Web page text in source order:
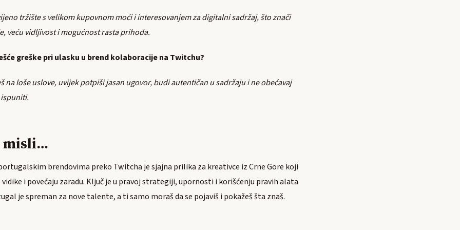
tržište s velikom kupovnom moći i interesovanjem za digitalni sadržaj, što znači
veću vidljivost i mogućnost rasta prihoda.
greške pri ulasku u brend kolaboracije na Twitchu?
na loše uslove, uvijek potpiši jasan ugovor, budi autentičan u sadržaju i ne obećavaj
misli…
brendovima preko Twitcha je sjajna prilika za kreativce iz Crne Gore koji
vidike i povećaju zaradu. Ključ je u pravoj strategiji, upornosti i korišćenju pravih alata
je spreman za nove talente, a ti samo moraš da se pojaviš i pokažeš šta znaš.